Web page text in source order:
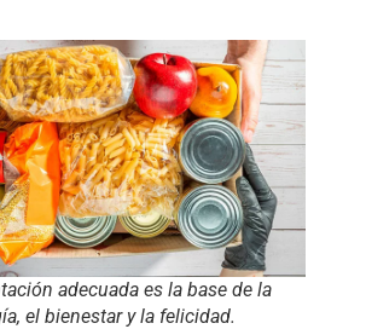
adecuada es la base de la
el bienestar y la felicidad.